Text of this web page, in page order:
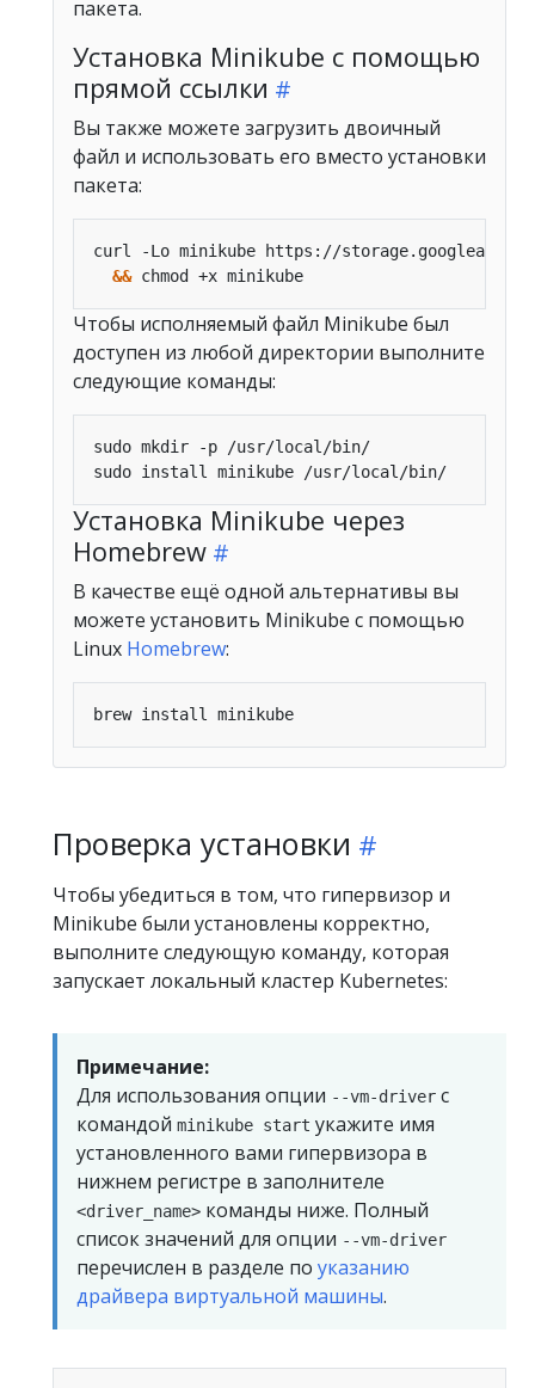
пакета.
Установка Minikube с помощью
прямой ссылки
Вы также можете загрузить двоичный
файл и использовать его вместо установки
пакета:
curl -Lo minikube https://
&&
Чтобы исполняемый файл Minikube был
доступен из любой директории выполните
следующие команды:
Установка Minikube через
Homebrew
В качестве ещё одной альтернативы вы
можете установить Minikube с помощью
Linux Homebrew:
Проверка установки
Чтобы убедиться в том, что гипервизор и
Minikube были установлены корректно,
выполните следующую команду, которая
запускает локальный кластер Kubernetes:
Примечание:
Для использования опции --vm-driver с
командой minikube start укажите имя
установленного вами гипервизора в
нижнем регистре в заполнителе
<driver_name> команды ниже. Полный
список значений для опции --vm-driver
перечислен в разделе по указанию
драйвера виртуальной машины.